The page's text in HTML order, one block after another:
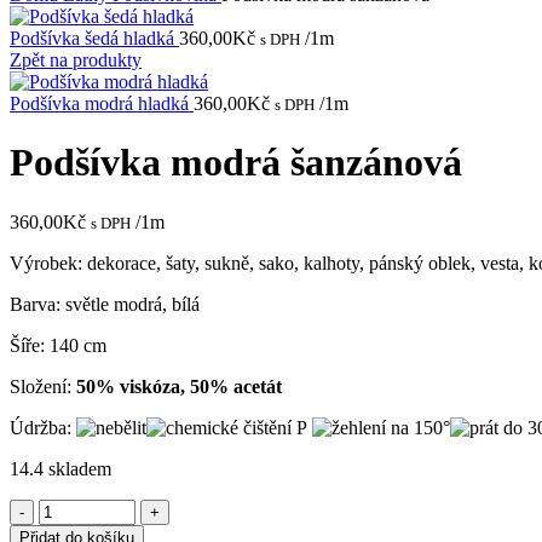
Podšívka šedá hladká 360,00Kč s DPH /1m
Zpět na produkty
Podšívka modrá hladká 360,00Kč s DPH /1m
Podšívka modrá šanzánová
360,00Kč s DPH /1m
Výrobek: dekorace, šaty, sukně, sako, kalhoty, pánský oblek, vesta,
Barva: světle modrá, bílá
Šíře: 140 cm
Složení: 50% viskóza, 50% acetát
Údržba:
14.4 skladem
Podšívka
modrá
Přidat do košíku